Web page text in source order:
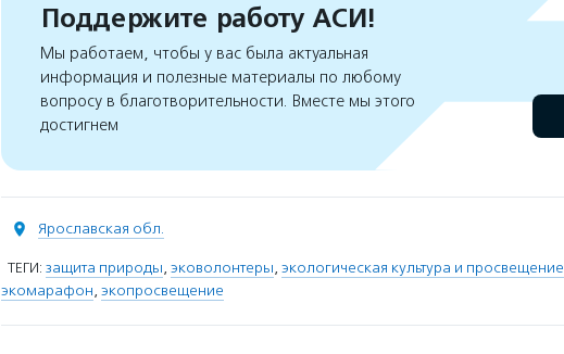
Поддержите работу АСИ!
Мы работаем, чтобы у вас была актуальная
информация и полезные материалы по любому
вопросу в благотворительности. Вместе мы этого
достигнем
Ярославская обл.
ТЕГИ: защита природы, эковолонтеры, экологическая культура и просвещение
экомарафон, экопросвещение